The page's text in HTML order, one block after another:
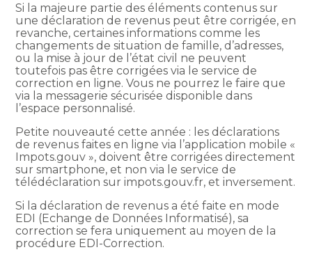
Si la majeure partie des éléments contenus sur
une déclaration de revenus peut être corrigée, en
revanche, certaines informations comme les
changements de situation de famille, d’adresses,
ou la mise à jour de l’état civil ne peuvent
toutefois pas être corrigées via le service de
correction en ligne. Vous ne pourrez le faire que
via la messagerie sécurisée disponible dans
l’espace personnalisé.
Petite nouveauté cette année : les déclarations
de revenus faites en ligne via l’application mobile «
Impots.gouv », doivent être corrigées directement
sur smartphone, et non via le service de
télédéclaration sur impots.gouv.fr, et inversement.
Si la déclaration de revenus a été faite en mode
EDI (Echange de Données Informatisé), sa
correction se fera uniquement au moyen de la
procédure EDI-Correction.